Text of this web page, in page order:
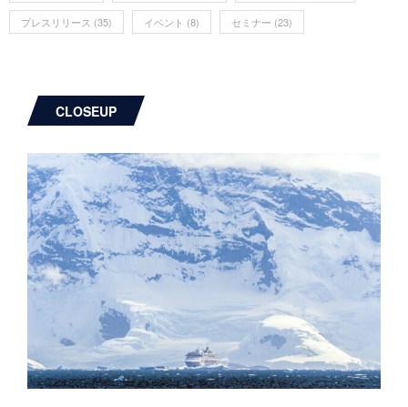
プレスリリース (35) イベント (8) セミナー (23)
CLOSEUP